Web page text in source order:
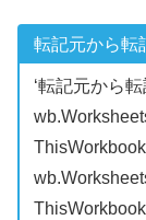
転記元から転
‘転記元から